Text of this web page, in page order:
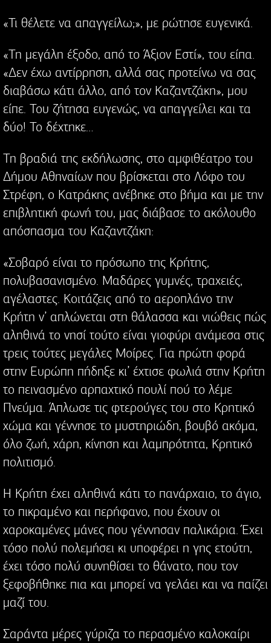
«Τι θέλετε να απαγγείλω;», με ρώτησε ευγενικά.
«Τη μεγάλη έξοδο, από το Άξιον Εστί», του είπα.
«Δεν έχω αντίρρηση, αλλά σας προτείνω να σας
διαβάσω κάτι άλλο, από τον Καζαντζάκη», μου
είπε. Του ζήτησα ευγενώς, να απαγγείλει και τα
δύο! Το δέχτηκε…
Τη βραδιά της εκδήλωσης, στο αμφιθέατρο του
Δήμου Αθηναίων που βρίσκεται στο Λόφο του
Στρέφη, ο Κατράκης ανέβηκε στο βήμα και με την
επιβλητική φωνή του, μας διάβασε το ακόλουθο
απόσπασμα του Καζαντζάκη:
«Σοβαρό είναι το πρόσωπο της Κρήτης,
πολυβασανισμένο. Μαδάρες γυμνές, τραχειές,
αγέλαστες. Κοιτάζεις από το αεροπλάνο την
Κρήτη ν’ απλώνεται στη θάλασσα και νιώθεις πώς
αληθινά το νησί τούτο είναι γιοφύρι ανάμεσα στις
τρεις τούτες μεγάλες Μοίρες. Για πρώτη φορά
στην Ευρώπη πήδηξε κι’ έχτισε φωλιά στην Κρήτη
το πεινασμένο αρπαχτικό πουλί πού το λέμε
Πνεύμα. Άπλωσε τις φτερούγες του στο Κρητικό
χώμα και γέννησε το μυστηριώδη, βουβό ακόμα,
όλο ζωή, χάρη, κίνηση και λαμπρότητα, Κρητικό
πολιτισμό.
Η Κρήτη έχει αληθινά κάτι το πανάρχαιο, το άγιο,
το πικραμένο και περήφανο, που έχουν οι
χαροκαμένες μάνες που γέννησαν παλικάρια. Έχει
τόσο πολύ πολεμήσει κι υποφέρει η γης ετούτη,
έχει τόσο πολύ συνηθίσει το θάνατο, που τον
ξεφοβήθηκε πια και μπορεί να γελάει και να παίζει
μαζί του.
Σαράντα μέρες γύριζα το περασμένο καλοκαίρι